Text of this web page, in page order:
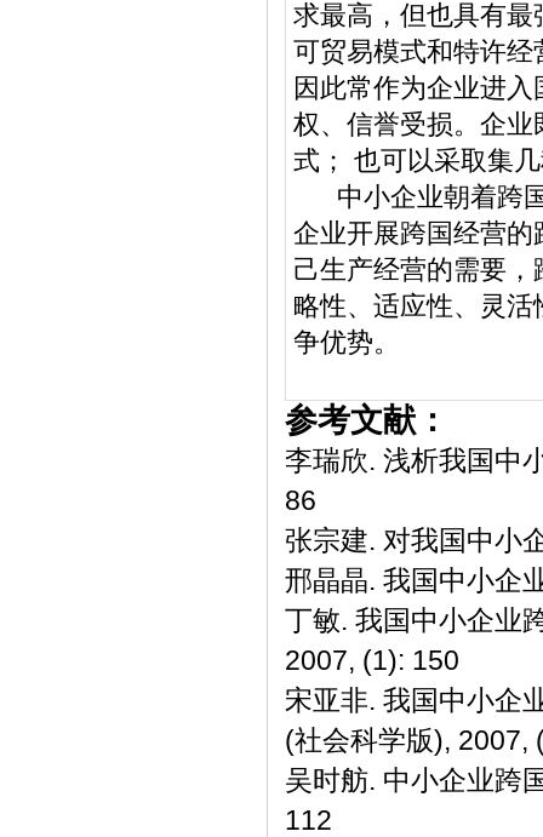
求最高，但也具有
可贸易模式和特许
因此常作为企业进入
权、信誉受损。企
式； 也可以采取集
中小企业朝着跨国
企业开展跨国经营
己生产经营的需要
略性、适应性、灵
争优势。
参考文献：
李瑞欣. 浅析我国中
86
张宗建. 对我国中小
邢晶晶. 我国中小企
丁敏. 我国中小企业
2007, (1): 150
宋亚非. 我国中小企
(社会科学版), 2007,
吴时舫. 中小企业跨
112